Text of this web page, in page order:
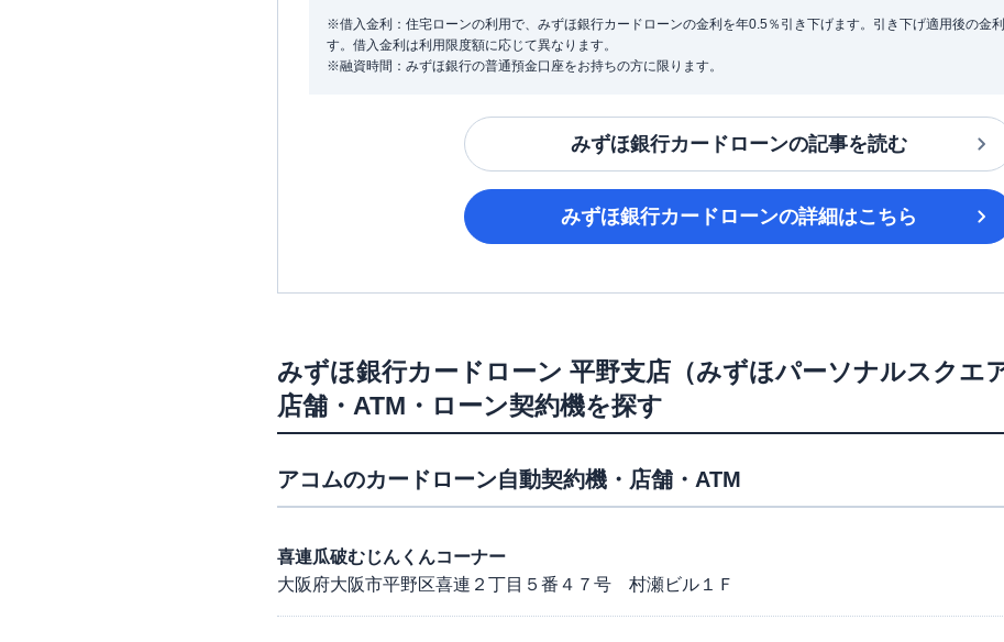
※借入金利：住宅ローンの利用で、みずほ銀行カードローンの金利を年0.5％引き下げます。引き下げ適用後の金
す。借入金利は利用限度額に応じて異なります。
※融資時間：みずほ銀行の普通預金口座をお持ちの方に限ります。
みずほ銀行カードローンの記事を読む
みずほ銀行カードローンの詳細はこちら
みずほ銀行カードローン 平野支店（みずほパーソナルスクエ
店舗・ATM・ローン契約機を探す
アコムのカードローン自動契約機・店舗・ATM
喜連瓜破むじんくんコーナー
大阪府大阪市平野区喜連２丁目５番４７号 村瀬ビル１Ｆ